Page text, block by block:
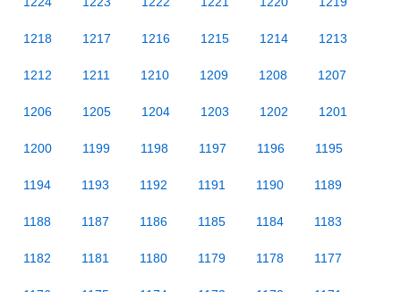
1218 1217 1216 1215 1214 1213
1212 1211 1210 1209 1208 1207
1206 1205 1204 1203 1202 1201
1200 1199 1198 1197 1196 1195
1194 1193 1192 1191 1190 1189
1188 1187 1186 1185 1184 1183
1182 1181 1180 1179 1178 1177